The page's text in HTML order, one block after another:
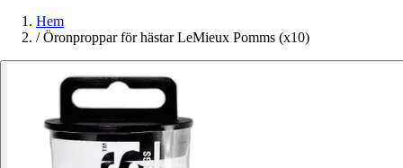
Hem
/ Öronproppar för hästar LeMieux Pomms (x10)